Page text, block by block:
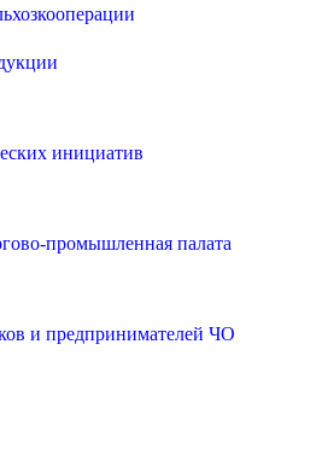
инициатив
промышленная палата
и предпринимателей ЧО